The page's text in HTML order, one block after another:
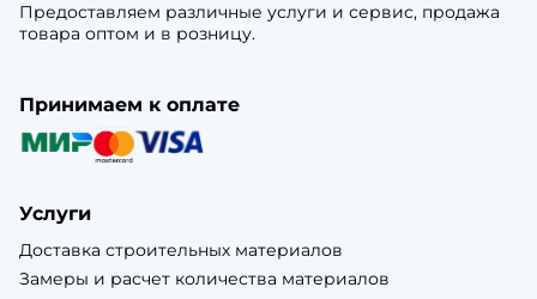
Предоставляем различные услуги и сервис, продажа
товара оптом и в розницу.
Принимаем к оплате
Услуги
Доставка строительных материалов
Замеры и расчет количества материалов